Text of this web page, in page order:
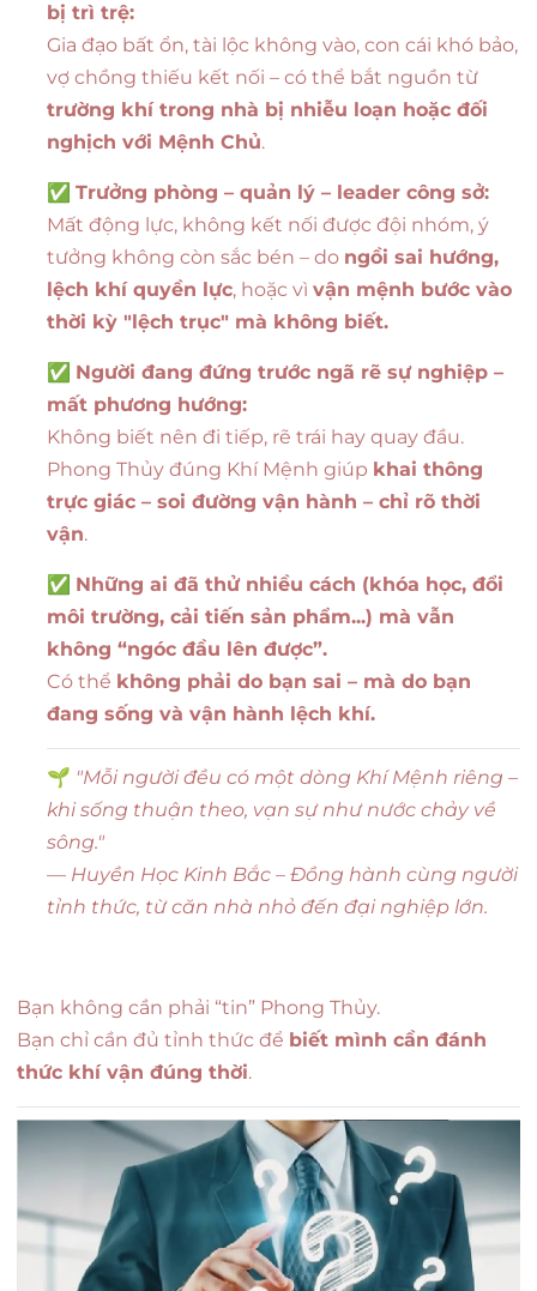
bị trì trệ:
Gia đạo bất ổn, tài lộc không vào, con cái khó bảo,
vợ chồng thiếu kết nối – có thể bắt nguồn từ
trường khí trong nhà bị nhiễu loạn hoặc đối
nghịch với Mệnh Chủ.
✅ Trưởng phòng – quản lý – leader công sở:
Mất động lực, không kết nối được đội nhóm, ý
tưởng không còn sắc bén – do ngồi sai hướng,
lệch khí quyền lực, hoặc vì vận mệnh bước vào
thời kỳ "lệch trục" mà không biết.
✅ Người đang đứng trước ngã rẽ sự nghiệp –
mất phương hướng:
Không biết nên đi tiếp, rẽ trái hay quay đầu.
Phong Thủy đúng Khí Mệnh giúp khai thông
trực giác – soi đường vận hành – chỉ rõ thời
vận.
✅ Những ai đã thử nhiều cách (khóa học, đổi
môi trường, cải tiến sản phẩm...) mà vẫn
không “ngóc đầu lên được”.
Có thể không phải do bạn sai – mà do bạn
đang sống và vận hành lệch khí.
🌱 "Mỗi người đều có một dòng Khí Mệnh riêng –
khi sống thuận theo, vạn sự như nước chảy về
sông."
— Huyền Học Kinh Bắc – Đồng hành cùng người
tỉnh thức, từ căn nhà nhỏ đến đại nghiệp lớn.
Bạn không cần phải “tin” Phong Thủy.
Bạn chỉ cần đủ tỉnh thức để biết mình cần đánh
thức khí vận đúng thời.